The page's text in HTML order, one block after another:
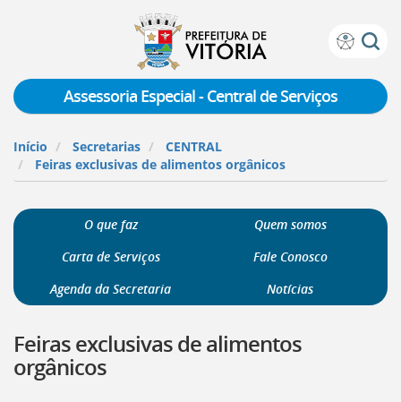
Prefeitura
Vitória
teclado:
para
a
página
acessibilidade
para
página
inicial
do
Assessoria Especial - Central de Serviços
Início Secretarias
CENTRAL
Feiras exclusivas de alimentos orgânicos
O que faz
Quem somos
Carta de Serviços
Fale Conosco
Agenda da Secretaria
Notícias
Feiras exclusivas de alimentos
orgânicos